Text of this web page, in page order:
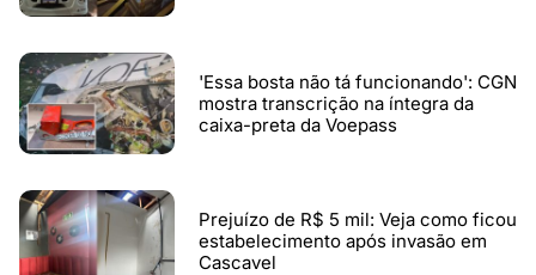
'Essa bosta não tá funcionando': CGN
mostra transcrição na íntegra da
caixa-preta da Voepass
Prejuízo de R$ 5 mil: Veja como ficou
estabelecimento após invasão em
Cascavel